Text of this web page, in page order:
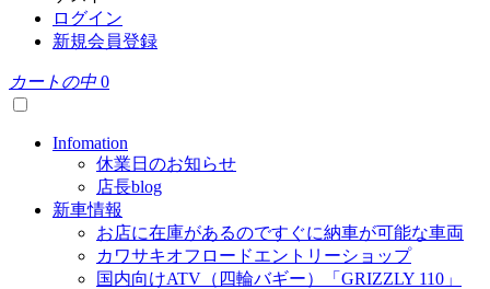
ログイン
新規会員登録
カートの中 0
Infomation
休業日のお知らせ
店長blog
新車情報
お店に在庫があるのですぐに納車が可能な車両
カワサキオフロードエントリーショップ
国内向けATV（四輪バギー）「GRIZZLY 110」